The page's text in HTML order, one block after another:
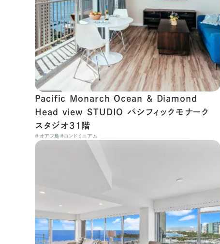
Pacific Monarch Ocean & Diamond
Head view STUDIO パシフィックモナーク
スタジオ31階
# オアフ島#コンドミニアム